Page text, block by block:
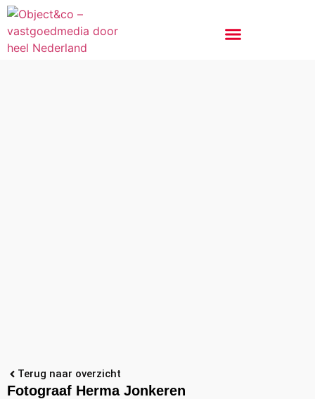
Terug naar overzicht
Fotograaf Herma Jonkeren